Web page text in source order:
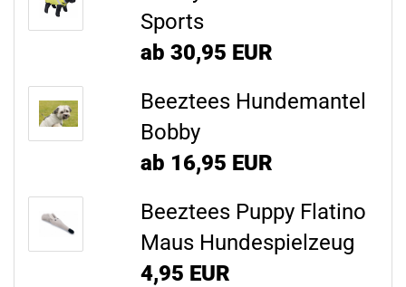
Sports
ab 30,95 EUR
Beeztees Hundemantel
Bobby
ab 16,95 EUR
Beeztees Puppy Flatino
Maus Hundespielzeug
4,95 EUR